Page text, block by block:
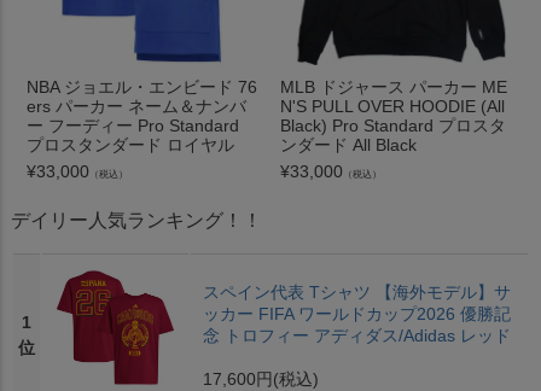
NBA ジョエル・エンビード 76
ers パーカー ネーム＆ナンバ
ー フーディー Pro Standard
プロスタンダード ロイヤル
¥33,000 （税込）
MLB ドジャース パーカー ME
N'S PULL OVER HOODIE (All
Black) Pro Standard プロスタ
ンダード All Black
¥33,000 （税込）
デイリー人気ランキング！！
1
位
スペイン代表 Tシャツ 【海外モデル】サ
ッカー FIFA ワールドカップ2026 優勝記
念 トロフィー アディダス/Adidas レッド
17,600円 (税込)